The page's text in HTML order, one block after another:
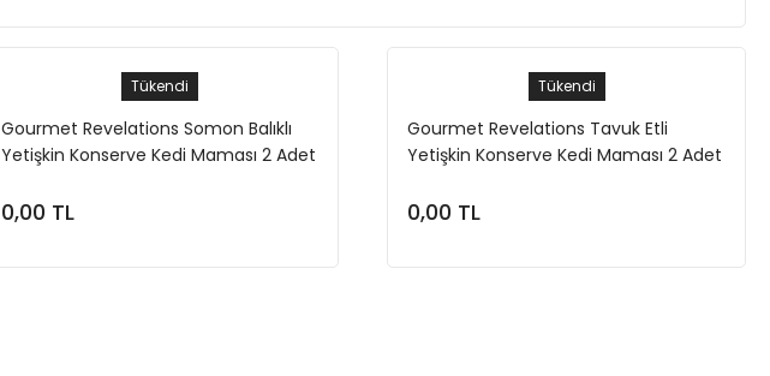
Tükendi
Gourmet Revelations Somon Balıklı
Yetişkin Konserve Kedi Maması 2 Adet
0,00 TL
Tükendi
Gourmet Revelations Tavuk Etli
Yetişkin Konserve Kedi Maması 2 Adet
0,00 TL